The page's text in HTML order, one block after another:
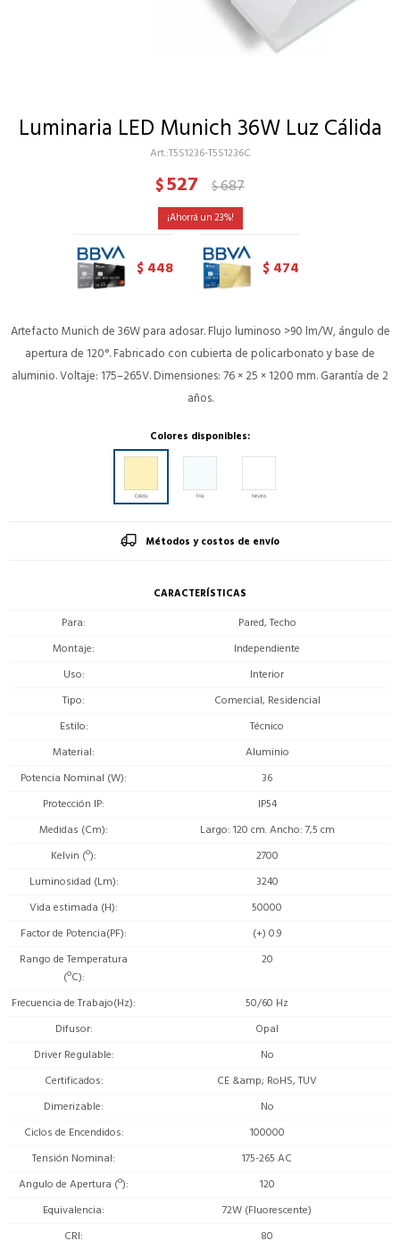
Luminaria LED Munich 36W Luz Cálida
T5S1236-T5S1236C
$527 $687
23
$ 448 $ 474
Artefacto Munich de 36W para adosar. Flujo luminoso >90 lm/W, ángulo de
apertura de 120°. Fabricado con cubierta de policarbonato y base de
aluminio. Voltaje: 175–265V. Dimensiones: 76 × 25 × 1200 mm. Garantía de 2
años.
Colores disponibles:
Métodos y costos de envío
CARACTERÍSTICAS
Para
Pared, Techo
Montaje
Independiente
Uso
Interior
Tipo
Comercial, Residencial
Estilo
Técnico
Material
Aluminio
Potencia Nominal (W)
36
Protección IP
IP54
Medidas (Cm)
Largo: 120 cm. Ancho: 7,5 cm
Kelvin (º)
2700
Luminosidad (Lm)
3240
Vida estimada (H)
50000
Factor de Potencia(PF)
(+) 0.9
Rango de Temperatura
(ºC)
20
Frecuencia de Trabajo(Hz)
50/60 Hz
Difusor
Opal
Driver Regulable
No
Certificados
CE &amp; RoHS, TUV
Dimerizable
No
Ciclos de Encendidos
100000
Tensión Nominal
175-265 AC
Angulo de Apertura (º)
120
Equivalencia
72W (Fluorescente)
CRI
80